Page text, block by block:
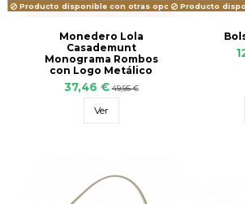
Producto disponible con otras opciones
Monedero Lola
Casademunt
Monograma Rombos
con Logo Metálico
37,46 € 49,95 €
Ver
Producto